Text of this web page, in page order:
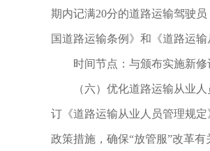
期内记满20分的道路运输驾驶
国道路运输条例》和《道路运
时间节点：与颁布实施新修
（六）优化道路运输从业人
订《道路运输从业人员管理规
政策措施，确保“放管服”改革